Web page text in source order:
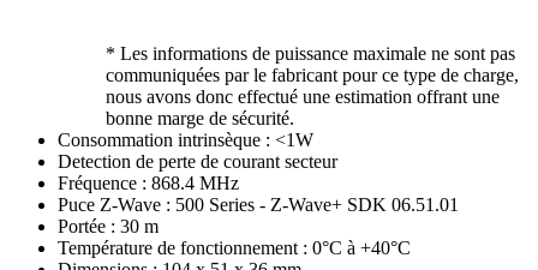
* Les informations de puissance maximale ne sont pas
communiquées par le fabricant pour ce type de charge,
nous avons donc effectué une estimation offrant une
bonne marge de sécurité.
Consommation intrinsèque : <1W
Detection de perte de courant secteur
Fréquence : 868.4 MHz
Puce Z-Wave : 500 Series - Z-Wave+ SDK 06.51.01
Portée : 30 m
Température de fonctionnement : 0°C à +40°C